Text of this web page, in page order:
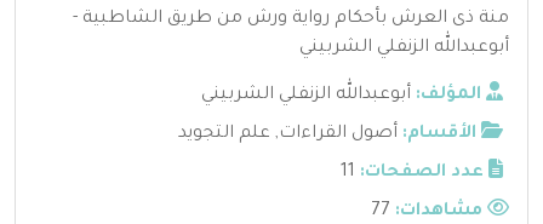
منة ذى العرش بأحكام رواية ورش من طريق الشاطبية -
أبوعبدالله الزنفلي الشربيني
المؤلف: أبوعبدالله الزنفلي الشربيني
الأقسام: أصول القراءات, علم التجويد
عدد الصفحات: 11
مشاهدات: